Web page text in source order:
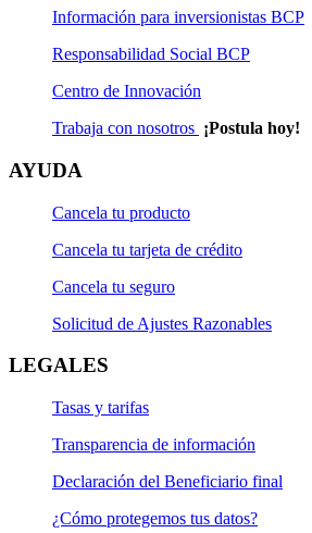
Información para inversionistas BCP
Responsabilidad Social BCP
Centro de Innovación
Trabaja con nosotros ¡Postula hoy!
AYUDA
Cancela tu producto
Cancela tu tarjeta de crédito
Cancela tu seguro
Solicitud de Ajustes Razonables
LEGALES
Tasas y tarifas
Transparencia de información
Declaración del Beneficiario final
¿Cómo protegemos tus datos?